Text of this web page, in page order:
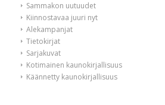
Sammakon uutuudet
Kiinnostavaa juuri nyt
Alekampanjat
Tietokirjat
Sarjakuvat
Kotimainen kaunokirjallisuus
Käännetty kaunokirjallisuus